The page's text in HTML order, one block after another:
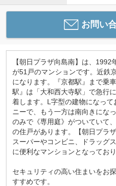
お問い
【朝日プラザ向島南】は、
が51戸のマンションです。近鉄
になります。『京都駅』まで乗
駅』は「大和西大寺駅」で急行
着します。L字型の建物になっ
ニーで、もう一方は南向きにな
のみで《専用庭》がついていて
の住戸があります。【朝日プラ
スーパーやコンビニ、ドラッグ
に便利なマンションとなっており
セキュリティの高い住まいをお
すすめです。